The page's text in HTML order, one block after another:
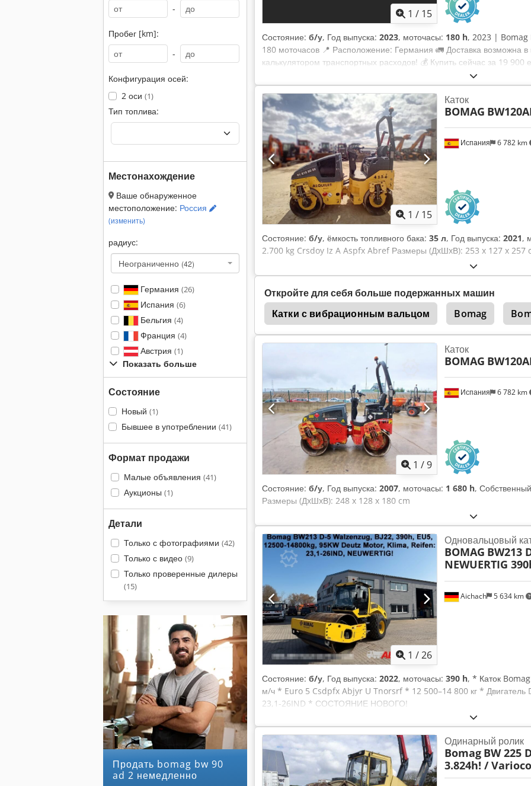
-
Пробег [km]:
-
Конфигурация осей:
2 оси (1)
Тип топлива:
Местонахождение
Ваше обнаруженное
местоположение: Россия
(изменить)
радиус:
Неограниченно (42)
Германия (26)
Испания (6)
Бельгия (4)
Франция (4)
Австрия (1)
Показать больше
Состояние
Новый (1)
Бывшее в употреблении (41)
Формат продажи
Малые объявления (41)
Аукционы (1)
Детали
Только с фотографиями (42)
Только с видео (9)
Только проверенные дилеры
(15)
Продать bomag bw 90
ad 2 немедленно
1 / 15
Состояние: б/у, Год выпуска: 2023, моточасы: 180 h, 2023 | Bomag
180 моточасов 📍 Расположение: Германия 🚛 Доставка возможна
калькулятором транспортных расходов! 💰 Купить сейчас за 19
Оплата при доставке возможна за небольшую доплату (при
независимым экспертом 41 пункт проверки – 41 одобрен ✅ 0
эксперта: Машина выглядит почти новой, с малым пробегом.
ознакомиться с полным отчётом о проверке, дополнительными
Equippo" часто используется для поиска подробной информации в
наш сервис выделяются: ✔ Всесторонний осмотр
площадку ✔ Гарантия возврата денег ✔ Безопасные и гибкие
варианты техники? На нашей платформе вы найдёте полезные
операторов техники. Всё доступно в один клик. Cedpfxoydr Awe
1 / 15
Испания 6 782 km
Каток
BOMAG
Состояние: б/у, ёмкость топливного бака: 35 л, Год выпуска: 2021,
2.700 kg Crsdoy Iz A Aspfx Abref Размеры (ДxШxВ): 253 x 127 x 257
Откройте для себя больше подержанных машин
Катки с вибрационным вальцом
Bomag
Hamm 3518
1 /9
Испания 6 782 km
Каток
BOMAG
Состояние: б/у, Год выпуска: 2007, моточасы: 1 680 h,
Размеры (ДxШxВ): 248 x 128 x 180 cm
1 /26
Aichach 5 634 km
Одновальцовый
BOMAG BW213
NEWUERTIG
Состояние: б/у, Год выпуска: 2022, моточасы: 390 h, * Каток
м/ч * Euro 5 Csdpfx Abjyr U Tnorsrf * 12 500–14 800 кг *
23,1-26IND * СОСТОЯНИЕ НОВОГО!
Одинарный ролик
Bomag BW 225
3.824h! /